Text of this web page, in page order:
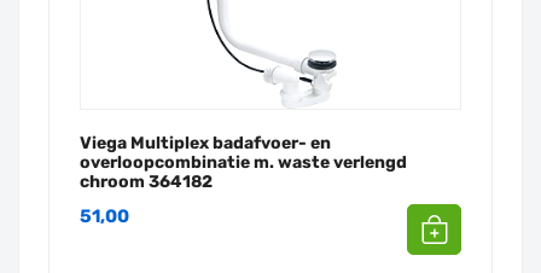
Viega Multiplex badafvoer- en
overloopcombinatie m. waste verlengd
chroom 364182
51,00